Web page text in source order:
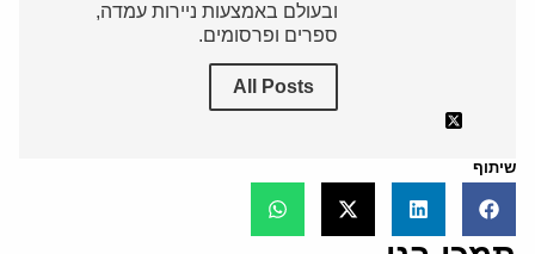
ובעולם באמצעות ניירות עמדה,
ספרים ופרסומים.
All Posts
שיתוף